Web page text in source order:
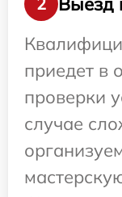
приедет в
проверки
случае